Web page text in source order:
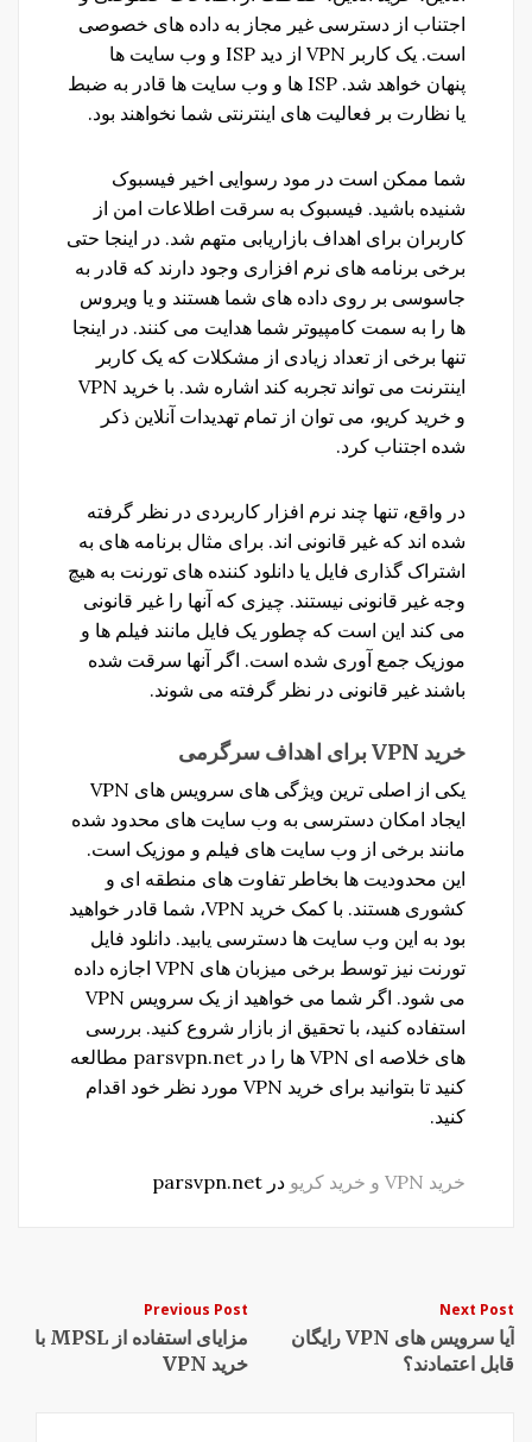
اجتناب از دسترسی غیر مجاز به داده های خصوصی
است. یک کاربر VPN از دید ISP و وب سایت ها
پنهان خواهد شد. ISP ها و وب سایت ها قادر به ضبط
یا نظارت بر فعالیت های اینترنتی شما نخواهند بود.
شما ممکن است در مود رسوایی اخیر فیسبوک
شنیده باشید. فیسبوک به سرقت اطلاعات امن از
کاربران برای اهداف بازاریابی متهم شد. در اینجا حتی
برخی برنامه های نرم افزاری وجود دارند که قادر به
جاسوسی بر روی داده های شما هستند و یا ویروس
ها را به سمت کامپیوتر شما هدایت می کنند. در اینجا
تنها برخی از تعداد زیادی از مشکلات که یک کاربر
اینترنت می تواند تجربه کند اشاره شد. با خرید VPN
و خرید کریو، می توان از تمام تهدیدات آنلاین ذکر
شده اجتناب کرد.
در واقع، تنها چند نرم افزار کاربردی در نظر گرفته
شده اند که غیر قانونی اند. برای مثال برنامه های به
اشتراک گذاری فایل یا دانلود کننده های تورنت به هیچ
وجه غیر قانونی نیستند. چیزی که آنها را غیر قانونی
می کند این است که چطور یک فایل مانند فیلم ها و
موزیک جمع آوری شده است. اگر آنها سرقت شده
باشند غیر قانونی در نظر گرفته می شوند.
خرید VPN برای اهداف سرگرمی
یکی از اصلی ترین ویژگی های سرویس های VPN
ایجاد امکان دسترسی به وب سایت های محدود شده
مانند برخی از وب سایت های فیلم و موزیک است.
این محدودیت ها بخاطر تفاوت های منطقه ای و
کشوری هستند. با کمک خرید VPN، شما قادر خواهید
بود به این وب سایت ها دسترسی یابید. دانلود فایل
تورنت نیز توسط برخی میزبان های VPN اجازه داده
می شود. اگر شما می خواهید از یک سرویس VPN
استفاده کنید، با تحقیق از بازار شروع کنید. بررسی
های خلاصه ای VPN ها را در parsvpn.net مطالعه
کنید تا بتوانید برای خرید VPN مورد نظر خود اقدام
کنید.
خرید VPN و خرید کریو در parsvpn.net
Post
navigation
Previous Post
مزایای استفاده از MPSL با
خرید VPN
Next Post
آیا سرویس های VPN رایگان
قابل اعتمادند؟